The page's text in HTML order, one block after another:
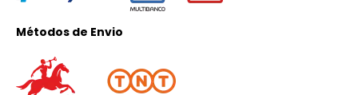
Métodos de Envio